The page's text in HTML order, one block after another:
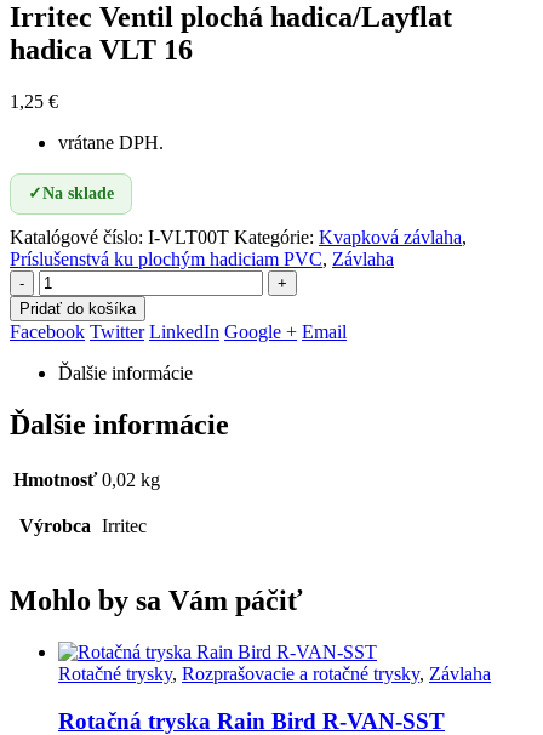
Irritec Ventil plochá hadica/Layflat
hadica VLT 16
1,25 €
vrátane DPH.
✓Na sklade
Katalógové číslo: I-VLT00T Kategórie: Kvapková závlaha,
Príslušenstvá ku plochým hadiciam PVC, Závlaha
-
+
Pridať do košíka
Facebook Twitter LinkedIn Google + Email
Ďalšie informácie
Ďalšie informácie
Hmotnosť 0,02 kg
Výrobca Irritec
Mohlo by sa Vám páčiť
Rotačné trysky, Rozprašovacie a rotačné trysky, Závlaha
Rotačná tryska Rain Bird R-VAN-SST